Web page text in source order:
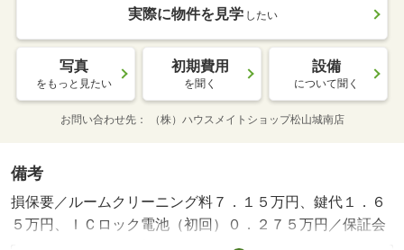
実際に物件を見学 したい
写真
をもっと見たい
初期費用
を聞く
設備
について聞く
お問い合わせ先 （株）ハウスメイトショップ松山城南店
備考
損保要／ルームクリーニング料７．１５万円、鍵代１．６
５万円、ＩＣロック電池（初回）０．２７５万円／保証会